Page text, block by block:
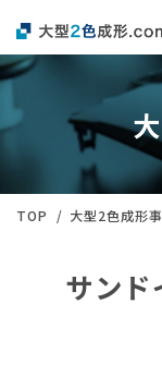
TOP 大型2色成形
サン